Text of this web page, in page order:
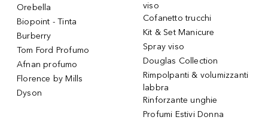
Orebella
Biopoint - Tinta
Burberry
Tom Ford Profumo
Afnan profumo
Florence by Mills
Dyson
viso
Cofanetto trucchi
Kit & Set Manicure
Spray viso
Douglas Collection
Rimpolpanti & volumizzanti
labbra
Rinforzante unghie
Profumi Estivi Donna